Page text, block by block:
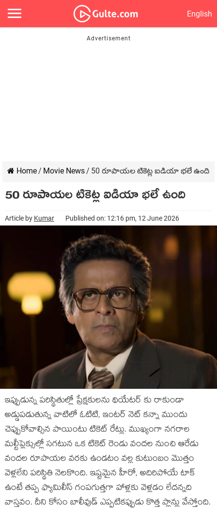
English
Home/ Movie News/ 50 రూపాయల టికెట్ల ఐడియా భలే ఉంది
50 రూపాయల టికెట్ల ఐడియా భలే ఉంది
Article by Kumar Published on: 12:16 pm, 12 June 2026
ఇప్పుడున్న పరిస్థితుల్లో ప్రేక్షకులను థియేటర్ కు రాకుండా
అడ్డుపడుతున్న వాటిలో ఓటిటి, ఇంటర్ నెట్ కన్నా ముందు
చెప్పుకోవాల్సిన పాయింటు టికెట్ రేట్లు. ముఖ్యంగా నగరాల
మల్టీప్లెక్సుల్లో సగటున ఒక టికెట్ రెండు వందల నుంచి ఆరేడు
వందల రూపాయల వరకు ఉండటం వల్ల కుటుంబం మొత్తం
వెళ్లలేని పరిస్థితి నెలకొంది. ఇష్టమైన హీరో, అదిరిపోయే టాక్
ఉంటే తప్ప ఫ్యామిలీస్ గంపగుత్తగా హాళ్లకు వెళ్లడం లేదన్నది
వాస్తవం. దీని కోసం బాలీవుడ్ ఎప్పటికప్పుడు కొత్త ప్లాన్లు వేస్తోంది.